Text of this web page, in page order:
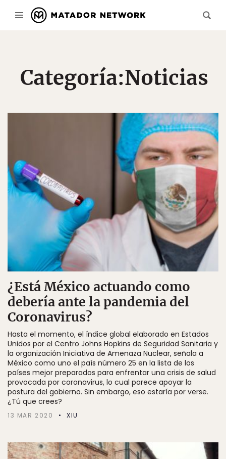
Categoría:Noticias
¿Está México actuando como
debería ante la pandemia del
Coronavirus?
Hasta el momento, el índice global elaborado en Estados
Unidos por el Centro Johns Hopkins de Seguridad Sanitaria y
la organización Iniciativa de Amenaza Nuclear, señala a
México como uno el país número 25 en la lista de los
países mejor preparados para enfrentar una crisis de salud
provocada por coronavirus, lo cual parece apoyar la
postura del gobierno. Sin embargo, eso estaría por verse.
¿Tú que crees?
13 MAR 2020 XIU